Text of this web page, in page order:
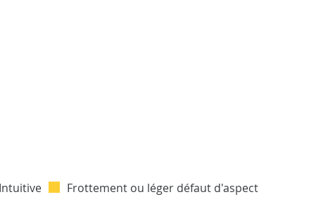
Frottement ou léger défaut d'aspect